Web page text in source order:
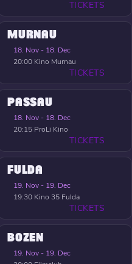
TICKETS
MURNAU
18. Nov - 18. Dec
20:00 Kino Murnau
TICKETS
PASSAU
18. Nov - 18. Dec
20:15 ProLi Kino
TICKETS
FULDA
19. Nov - 19. Dec
19:30 Kino 35 Fulda
TICKETS
BOZEN
19. Nov - 19. Dec